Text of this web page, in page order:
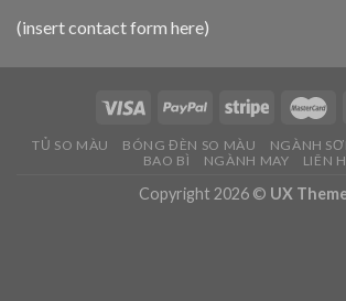
(insert contact form here)
TỦ SO MÀU BÓNG ĐÈN SO MÀU NGÀNH
BAO BÌ
NGÀNH MAY LIÊN
Copyright 2026 © UX